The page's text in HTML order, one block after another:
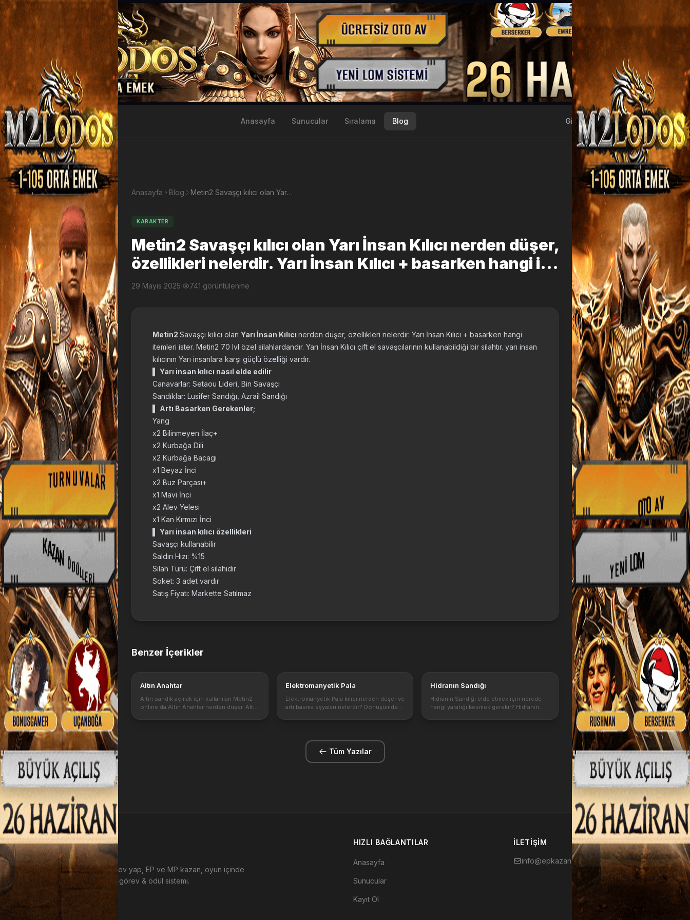
EP Kazan Anasayfa Sunucular Sıralama Blog Giriş Yap Kayıt Ol
Anasayfa Blog Metin2 Savaşçı kılıcı olan Yarı İnsan Kılıcı nerden düşer, özellikleri nelerdir. Yarı İnsan Kılıcı + basarken hangi i...
KARAKTER
Metin2 Savaşçı kılıcı olan Yarı İnsan Kılıcı nerden düşer,
özellikleri nelerdir. Yarı İnsan Kılıcı + basarken hangi i...
29 Mayıs 2025· 741 görüntülenme
Metin2 Savaşçı kılıcı olan Yarı İnsan Kılıcı nerden düşer, özellikleri nelerdir. Yarı İnsan Kılıcı + basarken hangi
itemleri ister. Metin2 70 lvl özel silahlardandır. Yarı İnsan Kılıcı çift el savaşcılarının kullanabildiği bir silahtır. yarı insan
kılıcının Yarı insanlara karşı güçlü özelliği vardır.
Yarı insan kılıcı nasıl elde edilir
Canavarlar: Setaou Lideri, Bin Savaşçı
Sandıklar: Lusifer Sandığı, Azrail Sandığı
Artı Basarken Gerekenler;
Yang
x2 Bilinmeyen İlaç+
x2 Kurbağa Dili
x2 Kurbağa Bacagı
x1 Beyaz İnci
x2 Buz Parçası+
x1 Mavi İnci
x2 Alev Yelesi
x1 Kan Kırmızı İnci
Yarı insan kılıcı özellikleri
Savaşçı kullanabilir
Saldırı Hızı: %15
Silah Türü: Çift el silahıdır
Soket: 3 adet vardır
Satış Fiyatı: Markette Satılmaz
Benzer İçerikler
Altın Anahtar
Altın sandık açmak için kullanılan Metin2
online da Altın Anahtar nerden düşer. Altın
Elektromanyetik Pala
Elektromanyetik Pala kılıcı nerden düşer ve
artı basma eşyaları nelerdir? Dönüşümde
Hidranın Sandığı
Hidranın Sandığı elde etmek için nerede
hangi yaratığı kesmek gerekir? Hidranın
Tüm Yazılar
EP Kazan
Metin2 sunucularında görev yap, EP ve MP kazan, oyun içinde
harca. Tamamen ücretsiz görev & ödül sistemi.
HIZLI BAĞLANTILAR
Anasayfa
Sunucular
Kayıt Ol
İLETIŞIM
info@epkazan.com